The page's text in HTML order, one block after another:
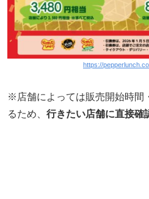
https://
※店舗によっては販売開始時間
るため、 行きたい店舗に直接確